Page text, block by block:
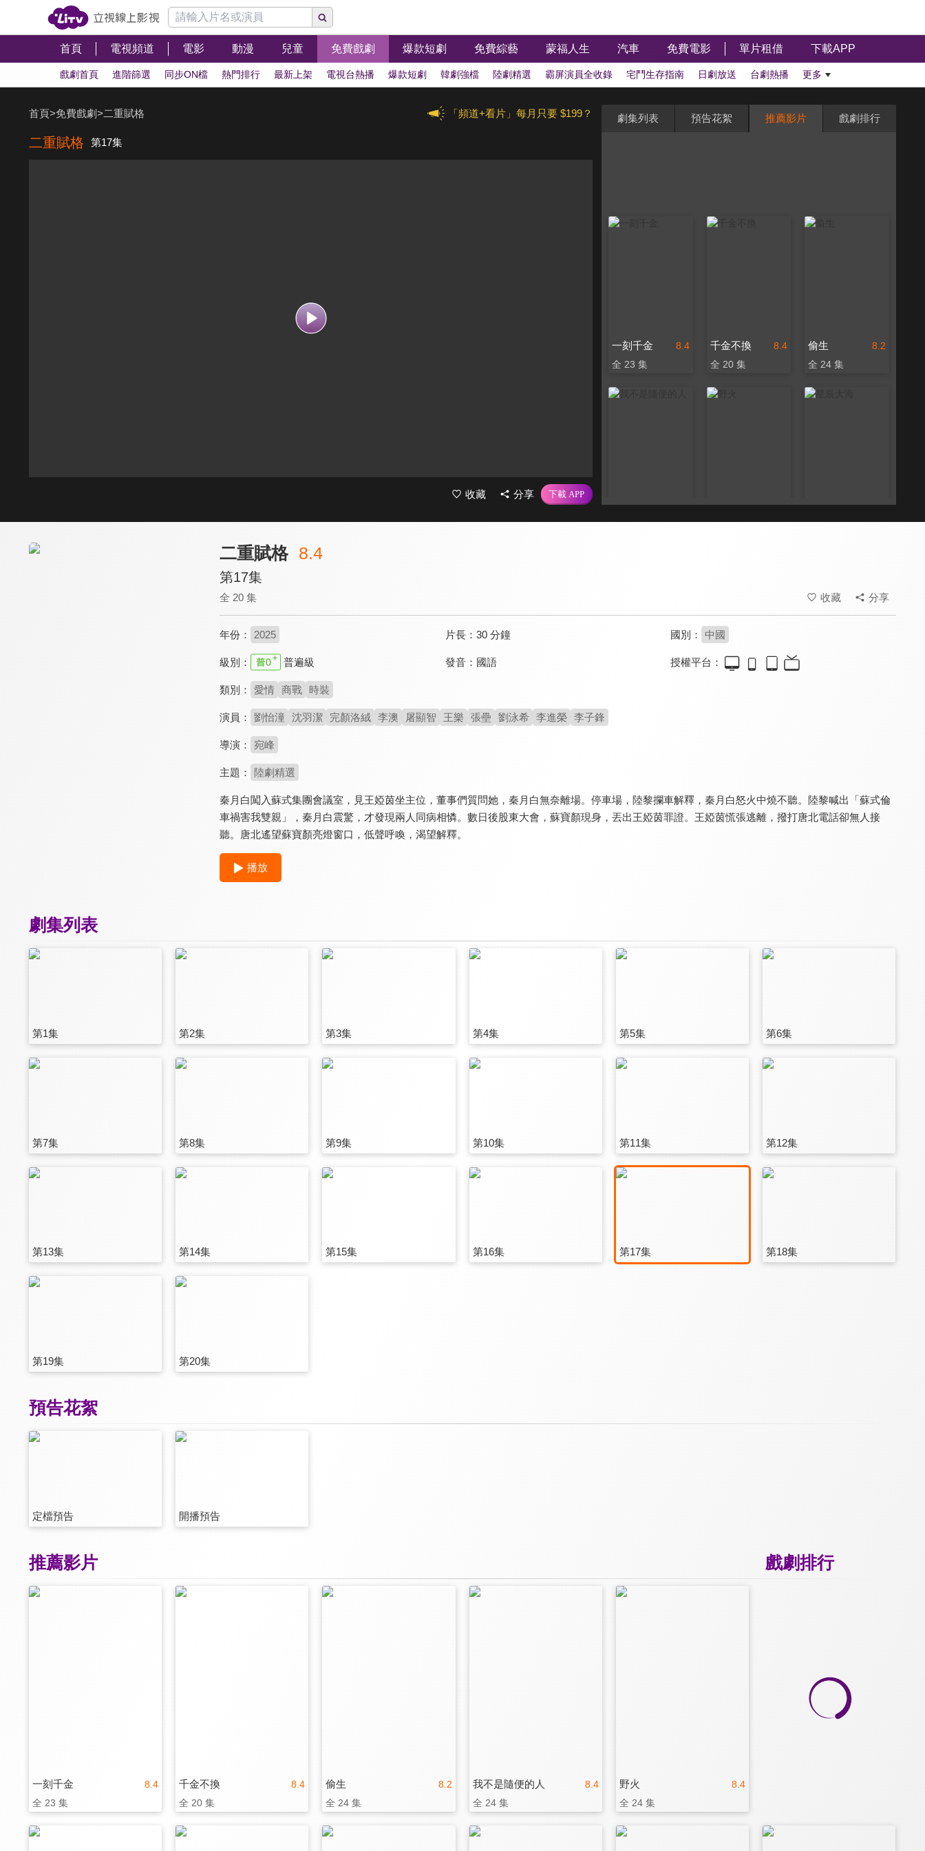
首頁 電視頻道 電影 動漫 兒童 免費戲劇 爆款短劇 免費綜藝 蒙福人生 汽車 免費電影 單片租借 下載APP
戲劇首頁 進階篩選 同步ON檔 熱門排行 最新上架 電視台熱播 爆款短劇 韓劇強檔 陸劇精選 霸屏演員全收錄 宅鬥生存指南 日劇放送 台劇熱播 更多
「頻道+看片」每月只要 $199？
首頁>免費戲劇>二重賦格
二重賦格 第17集
收藏 分享
劇集列表 預告花絮 推薦影片 戲劇排行
8.4
一刻千金
全 23 集
8.4
千金不換
全 20 集
8.2
偷生
全 24 集
二重賦格 8.4
第17集
全 20 集 收藏 分享
年份： 2025 片長： 30 分鐘 國別： 中國
級別： 普遍級 發音： 國語 授權平台：
類別： 愛情 商戰 時裝
演員： 劉怡潼 沈羽潔 完顏洛絨 李澳 屠顯智 王樂 張壘 劉泳希 李進榮 李子鋒
導演： 宛峰
主題： 陸劇精選
秦月白闖入蘇式集團會議室，見王婭茵坐主位，董事們質問她，秦月白無奈離場。停車場，陸黎攔車解釋，秦月白怒火中燒不聽。陸黎喊出「蘇式倫
車禍害我雙親」，秦月白震驚，才發現兩人同病相憐。數日後股東大會，蘇寶顏現身，丟出王婭茵罪證。王婭茵慌張逃離，撥打唐北電話卻無人接
聽。唐北遙望蘇寶顏亮燈窗口，低聲呼喚，渴望解釋。
播放
劇集列表
第1集 第2集 第3集 第4集 第5集 第6集
第7集 第8集 第9集 第10集 第11集 第12集
第13集 第14集 第15集 第16集 第17集 第18集
第19集 第20集
預告花絮
定檔預告 開播預告
戲劇排行
推薦影片
8.4
一刻千金
全 23 集
8.4
千金不換
全 20 集
8.2
偷生
全 24 集
8.4
我不是隨便的人
全 24 集
8.4
野火
全 24 集